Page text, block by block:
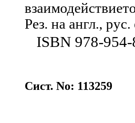
Рез. на англ., рус.
ISBN 978-954-
Сист. No: 113259